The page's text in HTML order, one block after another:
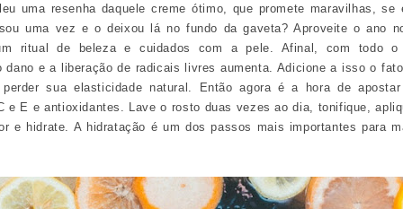
uma resenha daquele creme ótimo, que promete maravilhas, se
uma vez e o deixou lá no fundo da gaveta? Aproveite o ano
ritual de beleza e cuidados com a pele. Afinal, com todo
dano e a liberação de radicais livres aumenta. Adicione a isso o
sua elasticidade natural. Então agora é a hora de
e E e antioxidantes. Lave o rosto duas vezes ao dia, tonifique,
e hidrate. A hidratação é um dos passos mais importantes para